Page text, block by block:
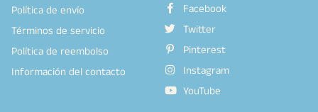
Política de envío
Términos de servicio
Política de reembolso
Información del contacto
Facebook
Twitter
Pinterest
Instagram
YouTube